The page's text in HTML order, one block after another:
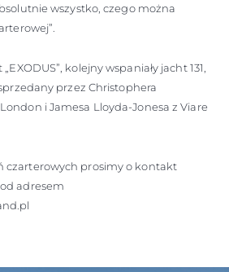
wszystko, czego można
kolejny wspaniały jacht 131,
przez Christophera
i Jamesa Lloyda-Jonesa z Viare
czarterowych prosimy o kontakt
adresem